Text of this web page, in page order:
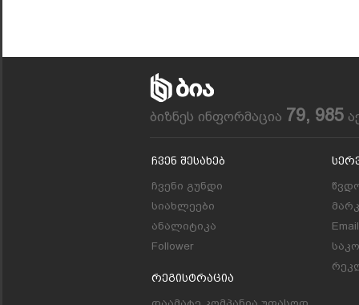
ბიზნეს ინფორმაცია 79, 985
Ჩვენ Შესახებ
ჩვენი გუნდი
სიახლეები
ანალიტიკა
Follower
Რეგისტრაცია